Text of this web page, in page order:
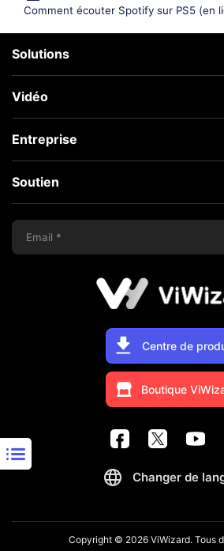
Comment écouter Spotify sur PS5 (en
Centre de
Boutique
Solutions
Vidéo
Entreprise
Soutien
Copyright © 2026 ViWizard. Tous